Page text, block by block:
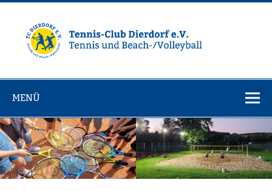
Zum
Dierdorf e.V.
MENÜ